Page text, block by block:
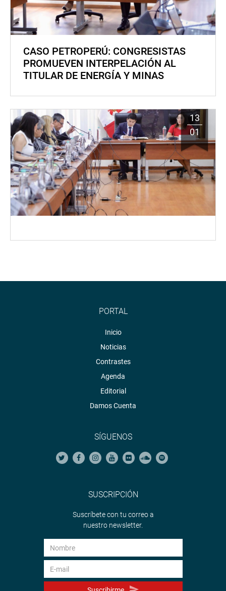
CASO PETROPERÚ: CONGRESISTAS
PROMUEVEN INTERPELACIÓN AL
TITULAR DE ENERGÍA Y MINAS
13
01
PORTAL
Inicio
Noticias
Contrastes
Agenda
Editorial
Damos Cuenta
SÍGUENOS
SUSCRIPCIÓN
Suscríbete con tu correo a
nuestro newsletter.